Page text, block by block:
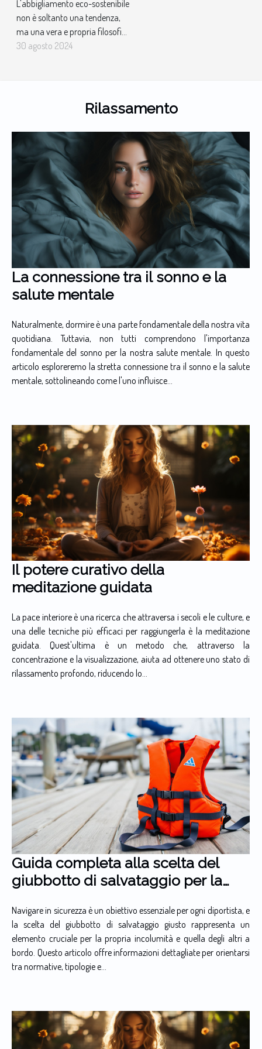
L'abbigliamento eco-sostenibile
non è soltanto una tendenza,
ma una vera e propria filosofia
di vita che si riflette nelle scelte
tecnologici non sono da meno e
meritano una particolare
attenzione. Esploriamo insieme
il mondo...
30 agosto 2024
Rilassamento
La connessione tra il sonno e la
salute mentale
Naturalmente, dormire è una parte fondamentale della nostra vita
quotidiana. Tuttavia, non tutti comprendono l'importanza
fondamentale del sonno per la nostra salute mentale. In questo
articolo esploreremo la stretta connessione tra il sonno e la salute
mentale, sottolineando come l'uno influisce...
Il potere curativo della
meditazione guidata
La pace interiore è una ricerca che attraversa i secoli e le culture, e
una delle tecniche più efficaci per raggiungerla è la meditazione
guidata. Quest'ultima è un metodo che, attraverso la
concentrazione e la visualizzazione, aiuta ad ottenere uno stato di
rilassamento profondo, riducendo lo...
Guida completa alla scelta del
giubbotto di salvataggio per la
Navigare in sicurezza è un obiettivo essenziale per ogni diportista, e
la scelta del giubbotto di salvataggio giusto rappresenta un
elemento cruciale per la propria incolumità e quella degli altri a
bordo. Questo articolo offre informazioni dettagliate per orientarsi
tra normative, tipologie e...